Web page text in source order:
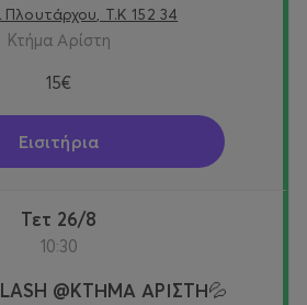
Πλουτάρχου, Τ.Κ 152 34
Κτήμα Αρίστη
15€
Εισιτήρια
Τετ 26/8
10:30
@KTΗΜΑ ΑΡΙΣΤΗ💦